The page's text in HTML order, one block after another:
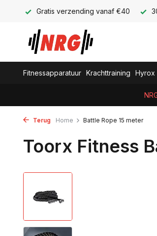
Gratis verzending vanaf €40
Fitnessapparatuur Krachttraining Hyrox
Terug Home Battle Rope 15 meter
Toorx Fitness